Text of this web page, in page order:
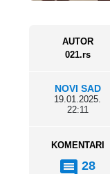
AUTOR
021.rs
NOVI SAD
19.01.2025.
22:11
KOMENTARI
28